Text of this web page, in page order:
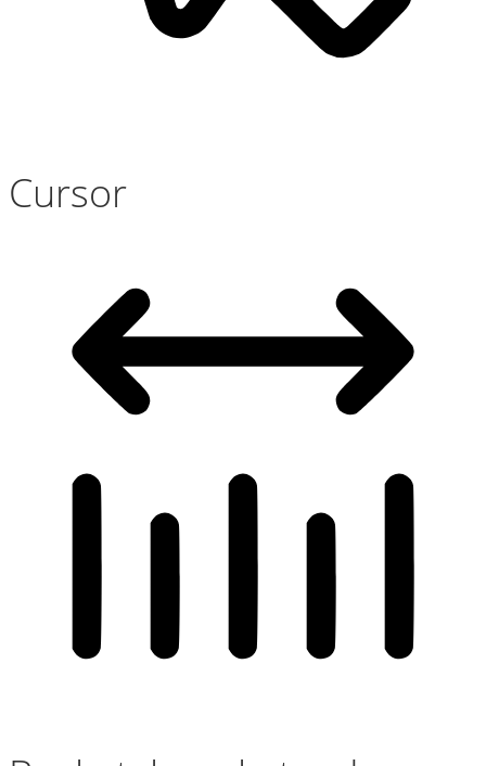
Cursor